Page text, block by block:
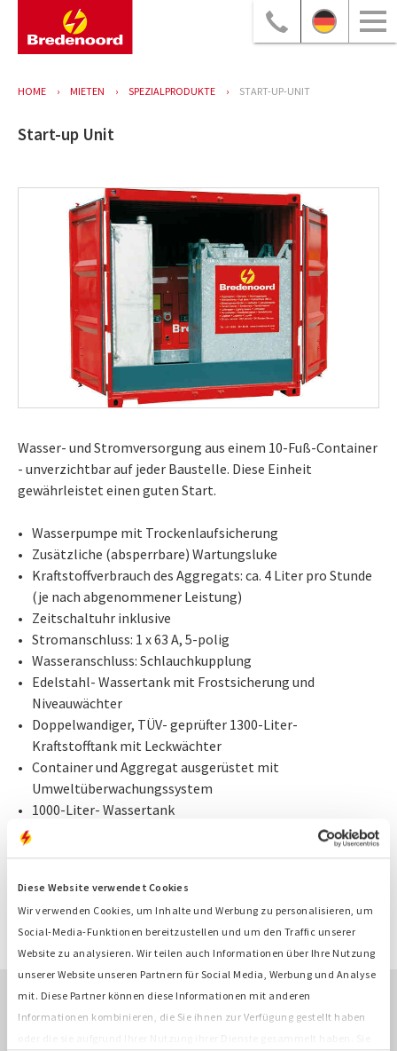
Diese Website verwendet Cookies
Wir verwenden Cookies, um Inhalte und Werbung zu personalisieren, um
Social-Media-Funktionen bereitzustellen und um den Traffic unserer
Website zu analysieren. Wir teilen auch Informationen über Ihre Nutzung
unserer Website unseren Partnern für Social Media, Werbung und Analyse
mit. Diese Partner können diese Informationen mit anderen
Informationen kombinieren, die Sie ihnen zur Verfügung gestellt haben
HOME MIETEN SPEZIALPRODUKTE START-UP-UNIT
Start-up Unit
Wasser- und Stromversorgung aus einem 10-Fuß-Container
- unverzichtbar auf jeder Baustelle. Diese Einheit
gewährleistet einen guten Start.
Wasserpumpe mit Trockenlaufsicherung
Zusätzliche (absperrbare) Wartungsluke
Kraftstoffverbrauch des Aggregats: ca. 4 Liter pro Stunde
(je nach abgenommener Leistung)
Zeitschaltuhr inklusive
Stromanschluss: 1 x 63 A, 5-polig
Wasseranschluss: Schlauchkupplung
Edelstahl- Wassertank mit Frostsicherung und
Niveauwächter
Doppelwandiger, TÜV- geprüfter 1300-Liter-
Kraftstofftank mit Leckwächter
Container und Aggregat ausgerüstet mit
Umweltüberwachungssystem
1000-Liter- Wassertank
Auch in Kombination mit Container-Lichtmast lieferbar
ANGEBOT ANFRAGEN
ÜBERBLICK MIETEN ›